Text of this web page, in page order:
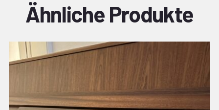
Ähnliche Produkte